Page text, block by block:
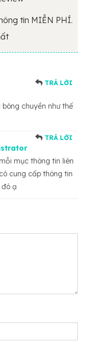
tin MIỄN PHÍ.
TRẢ LỜI
chuyền như thế
TRẢ LỜI
mục thông tin liên
cung cấp thông tin
đó ạ